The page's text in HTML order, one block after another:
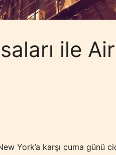
ile
York’a karşı cuma günü